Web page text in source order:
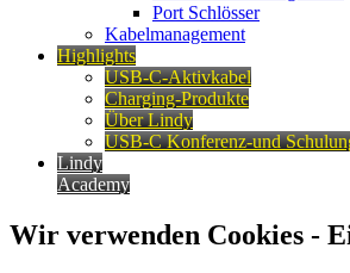
Port Schlösser
Kabelmanagement
Highlights
USB-C-Aktivkabel
Charging-Produkte
Über Lindy
USB-C Konferenz-und
Lindy
Academy
Wir verwenden Cookies -